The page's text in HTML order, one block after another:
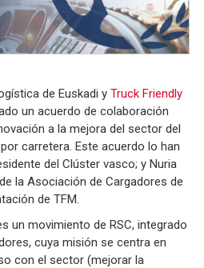
de Euskadi y Truck Friendly
un acuerdo de colaboración
a la mejora del sector del
carretera. Este acuerdo lo han
del Clúster vasco; y Nuria
la Asociación de Cargadores de
de TFM.
un movimiento de RSC, integrado
cuya misión se centra en
con el sector (mejorar la